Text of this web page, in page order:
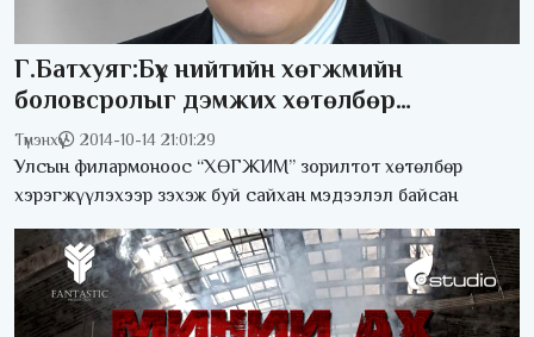
Г.Батхуяг:Бүх нийтийн хөгжмийн
боловсролыг дэмжих хөтөлбөр
хэрэгжүүлж эхэлнэ
Түмэнхүү 2014-10-14 21:01:29
Улсын филармоноос “ХӨГЖИМ” зорилтот хөтөлбөр
хэрэгжүүлэхээр зэхэж буй сайхан мэдээлэл байсан